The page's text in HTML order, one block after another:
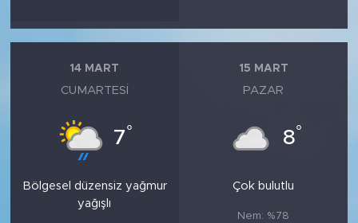
14 MART
CUMARTESI
7°
Bölgesel düzensiz yağmur
yağışlı
15 MART
PAZAR
8°
Çok bulutlu
Nem: %78